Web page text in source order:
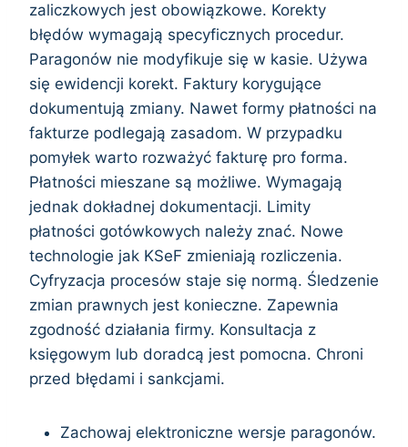
zaliczkowych jest obowiązkowe. Korekty
błędów wymagają specyficznych procedur.
Paragonów nie modyfikuje się w kasie. Używa
się ewidencji korekt. Faktury korygujące
dokumentują zmiany. Nawet formy płatności na
fakturze podlegają zasadom. W przypadku
pomyłek warto rozważyć fakturę pro forma.
Płatności mieszane są możliwe. Wymagają
jednak dokładnej dokumentacji. Limity
płatności gotówkowych należy znać. Nowe
technologie jak KSeF zmieniają rozliczenia.
Cyfryzacja procesów staje się normą. Śledzenie
zmian prawnych jest konieczne. Zapewnia
zgodność działania firmy. Konsultacja z
księgowym lub doradcą jest pomocna. Chroni
przed błędami i sankcjami.
Zachowaj elektroniczne wersje paragonów.